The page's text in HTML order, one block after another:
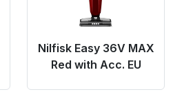
Nilfisk Easy 36V MAX
Red with Acc. EU